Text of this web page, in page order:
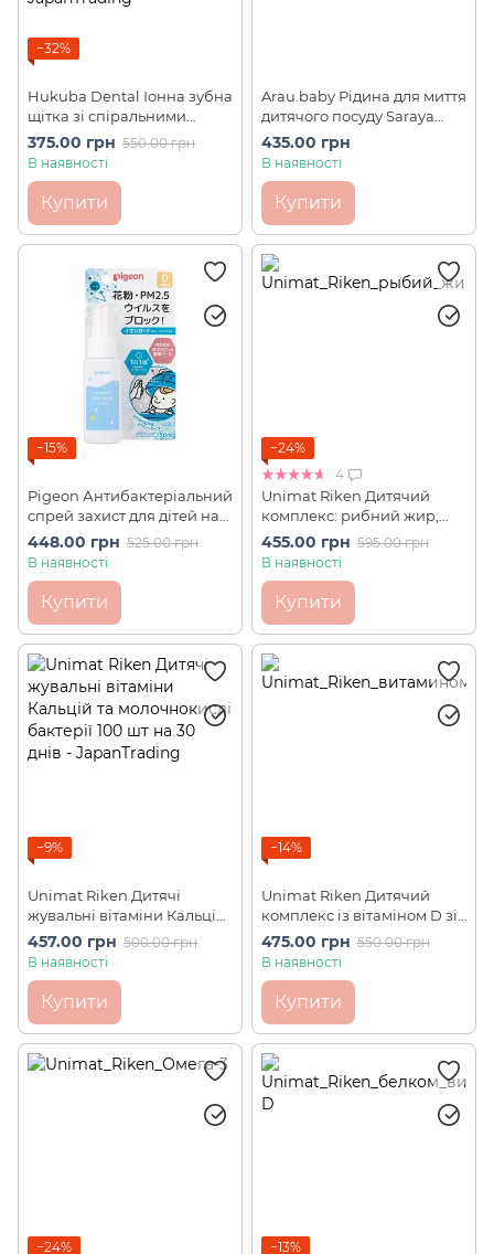
−32%
Hukuba Dental Іонна зубна
щітка зі спіральними
щітинами KISS YOU Ultra-
Fine Slim Spiral (1 шт,
375.00 грн 550.00 грн
В наявності
Купити
Arau.baby Рідина для миття
дитячого посуду Saraya
(500 мл)
435.00 грн
В наявності
Купити
−15%
Pigeon Антибактеріальний
спрей захист для дітей на
кожен день (50 мл)
448.00 грн 525.00 грн
В наявності
Купити
−24%
4
Unimat Riken Дитячий
комплекс: рибний жир,
молочні бактерії та
вітаміни зі смаком
днів
455.00 грн 595.00 грн
В наявності
Купити
−9%
Unimat Riken Дитячі
жувальні вітаміни Кальцій
та молочнокислі бактерії
100 шт на 30 днів
457.00 грн 500.00 грн
В наявності
Купити
−14%
Unimat Riken Дитячий
комплекс із вітаміном D зі
смаком банана Kids
Vitamins 100 шт на 30 днів
475.00 грн 550.00 грн
В наявності
Купити
−24% −13%